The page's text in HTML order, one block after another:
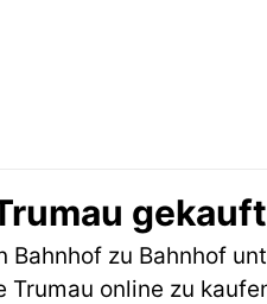
zu Bahnhof
online zu